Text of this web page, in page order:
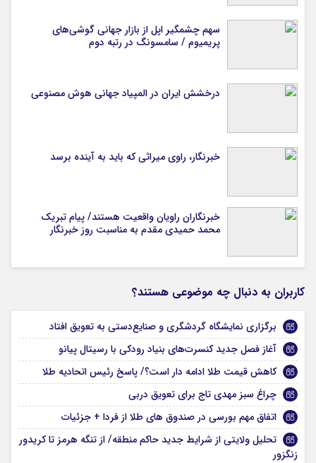
سهم چشمگیر اپل از بازار جهانی گوشی‌های
پریمیوم / سامسونگ در رتبه دوم
درخشش ایران در المپیاد جهانی هوش مصنوعی
خبرنگار، راوی میراثی که باید به آینده برسد
خبرنگاران راویان واقعیت هستند/ پیام تبریک
محمد حمیدی مقدم به مناسبت روز خبرنگار
کاربران به دنبال چه موضوعی هستند؟
برگزاری نمایشگاه گردشگری و صنایع‌دستی به تعویق افتاد
آغاز فصل جدید کنسرت‌های بنیاد رودکی با رسیتال پیانو
کاهش قیمت طلا ادامه دار است؟/ پاسخ رئیس اتحادیه طلا
چراغ سبز مهدی تاج برای تعویق دربی
اتفاق مهم بورسی در صندوق های طلا از فردا + جزئیات
تحلیل ولایتی از شرایط جدید حاکم منطقه/ از تنگه هرمز تا کریدور
زنگزور